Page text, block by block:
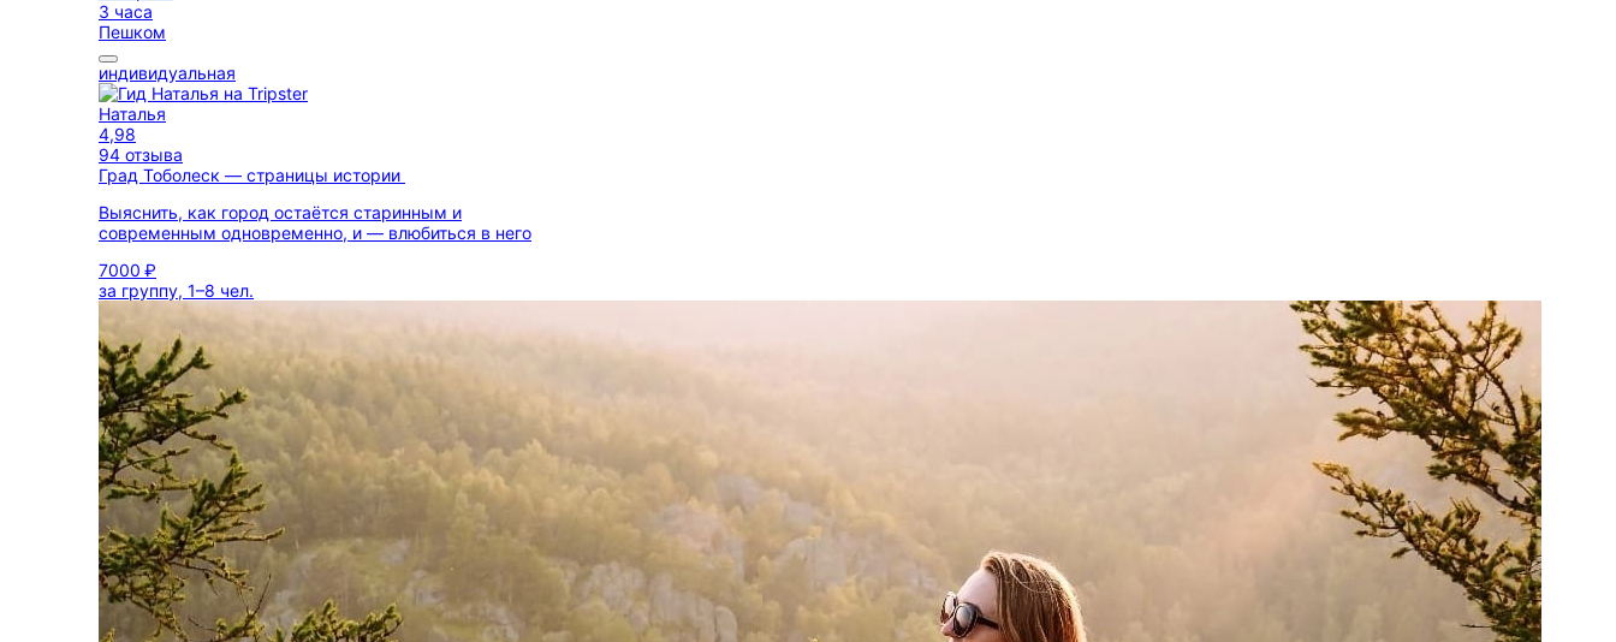
3 часа
Пешком
индивидуальная
Наталья
4,98
94 отзыва
Град Тоболеск — страницы истории
Выяснить, как город остаётся старинным и
современным одновременно, и — влюбиться в него
7000 ₽
за группу, 1–8 чел.